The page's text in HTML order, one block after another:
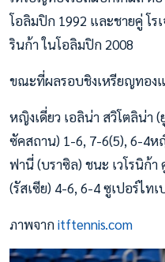
โอลิมปิก 1992 และชายคู่ โร
รินก้า ในโอลิมปิก 2008
ขณะที่ผลรอบชิงเหรียญทอง
หญิงเดี่ยว เอลิน่า สวิโตลิน่า
ซัคสถาน) 1-6, 7-6(5), 6-4
ฟานี่ (บราซิล) ชนะ เวโรนิก้า
(รัสเซีย) 4-6, 6-4 ซูเปอร์ไทเ
ภาพจากitftennis.com